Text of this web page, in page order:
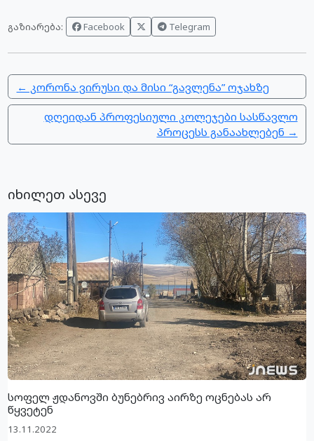
გაზიარება: Facebook Telegram
← კორონა ვირუსი და მისი “გავლენა” ოჯახზე
დღეიდან პროფესიული კოლეჯები სასწავლო
პროცესს განაახლებენ →
იხილეთ ასევე
სოფელ ჟდანოვში ბუნებრივ აირზე ოცნებას არ
წყვეტენ
13.11.2022